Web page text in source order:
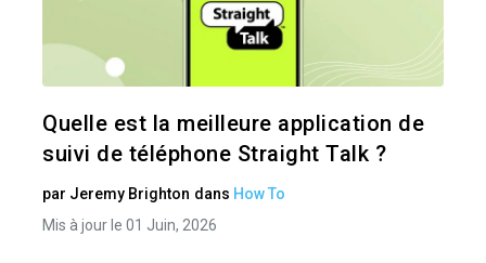
Quelle est la meilleure application de
suivi de téléphone Straight Talk ?
par Jeremy Brighton dans How To
Mis à jour le 01 Juin, 2026